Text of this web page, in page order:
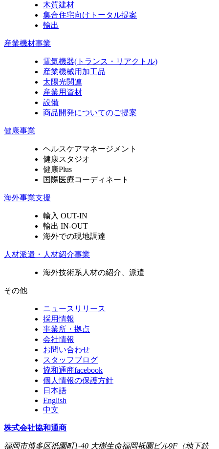
木質建材
集合住宅向けトータル提案
輸出
産業機材事業
電気機器(トランス・リアクトル)
産業機械用加工品
太陽光関連
産業用資材
設備
商品開発についてのご提案
健康事業
ヘルスケアマネージメント
健康スタジオ
健康Plus
国際医療コーディネート
海外事業支援
輸入 OUT-IN
輸出 IN-OUT
海外での現地調達
人材派遣・人材紹介事業
海外技術系人材の紹介、派遣
その他
ニュースリリース
採用情報
事業所・拠点
会社情報
お問い合わせ
スタッフブログ
協和通商facebook
個人情報の保護方針
日本語
English
中文
株式会社協和通商
福岡市博多区祇園町1-40 大樹生命福岡祇園ビル9F（地下鉄